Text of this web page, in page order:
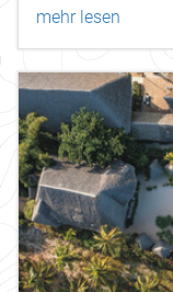
mehr lesen